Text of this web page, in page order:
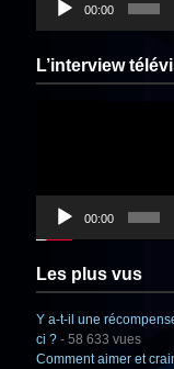
00:00
L’interview
00:00
Les plus vus
Y a-t-il une
ci ? - 58 633 vues
Comment aimer et